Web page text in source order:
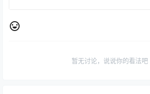
暂无讨论，说说你的看法吧